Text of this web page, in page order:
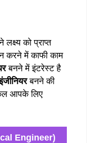
को प्राप्त
करने में काफी काम
बनने में इंटरेस्ट है
बनने की
आपके लिए
Engineer)